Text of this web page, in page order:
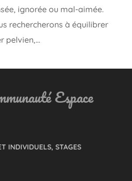
ignorée ou mal-aimée.
rechercherons à équilibrer
pelvien,...
Espace
INDIVIDUELS, STAGES